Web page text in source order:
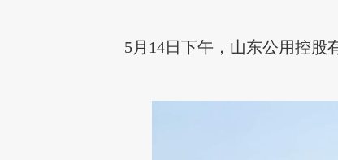
5月14日下午，山东公用控股